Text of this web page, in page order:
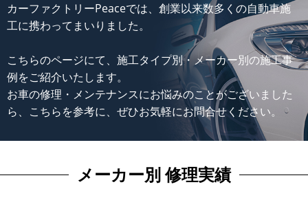
カーファクトリーPeaceでは、創業以来数多くの自動車施
工に携わってまいりました。
こちらのページにて、施工タイプ別・メーカー別の施工事
例をご紹介いたします。
お車の修理・メンテナンスにお悩みのことがございました
ら、こちらを参考に、ぜひお気軽にお問合せください。
メーカー別 修理実績